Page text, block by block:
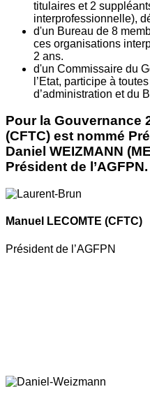
titulaires et 2
interprofessionnelle),
d'un Bureau de 8
ces organisations
2 ans.
d'un Commissaire du
l’Etat, participe à
d’administration et du
Pour la Gouvernance
(CFTC) est nommé
Daniel WEIZMANN
Président de l’AGFPN.
Manuel LECOMTE (CFTC)
Président de l’AGFPN